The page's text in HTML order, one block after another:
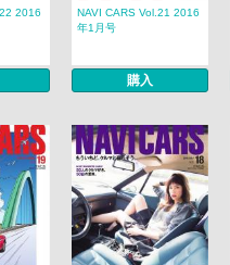
2016
NAVI CARS Vol.21 2016
年1月号
購入